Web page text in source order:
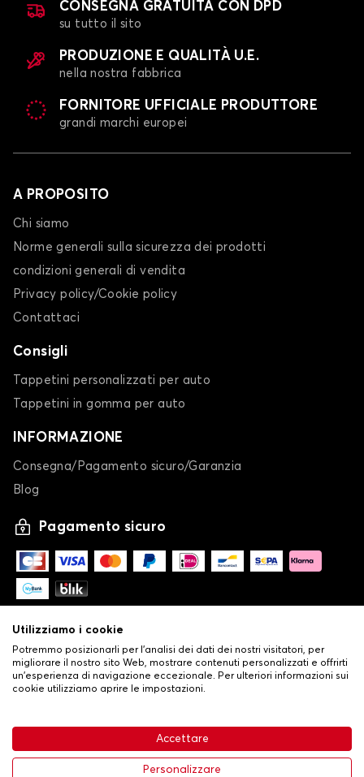
63,99 € Aggiungi al carrello
CONSEGNA GRATUITA CON DPD
su tutto il sito
PRODUZIONE E QUALITÀ U.E.
nella nostra fabbrica
FORNITORE UFFICIALE PRODUTTORE
grandi marchi europei
A PROPOSITO
Chi siamo
Norme generali sulla sicurezza dei prodotti
condizioni generali di vendita
Privacy policy/Cookie policy
Contattaci
Consigli
Tappetini personalizzati per auto
Tappetini in gomma per auto
INFORMAZIONE
Consegna/Pagamento sicuro/Garanzia
Blog
Pagamento sicuro
Condizioni generali di vendita•
Politica sulla privacy e sui cookie•Livraison
Utilizziamo i cookie
Potremmo posizionarli per l'analisi dei dati dei nostri visitatori, per
migliorare il nostro sito Web, mostrare contenuti personalizzati e offrirti
un'esperienza di navigazione eccezionale. Per ulteriori informazioni sui
cookie utilizziamo aprire le impostazioni.
Accettare
Personalizzare